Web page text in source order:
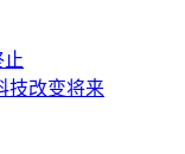
止
技改变将来